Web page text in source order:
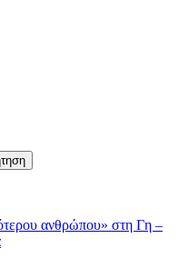
ανθρώπου» στη Γη –